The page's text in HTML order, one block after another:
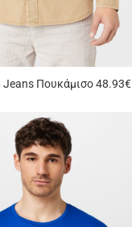
Jeans Πουκάμισο 48.93€